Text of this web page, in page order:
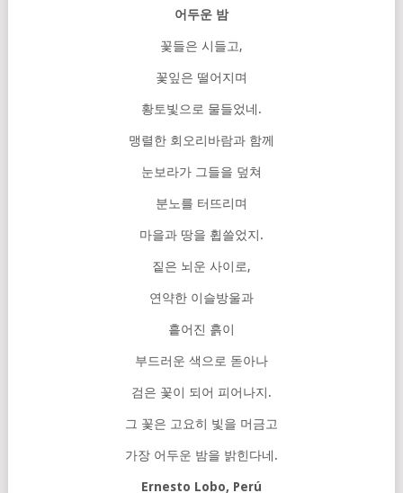
어두운 밤
꽃들은 시들고,
꽃잎은 떨어지며
황토빛으로 물들었네.
맹렬한 회오리바람과 함께
눈보라가 그들을 덮쳐
분노를 터뜨리며
마을과 땅을 휩쓸었지.
짙은 뇌운 사이로,
연약한 이슬방울과
흩어진 흙이
부드러운 색으로 돋아나
검은 꽃이 되어 피어나지.
그 꽃은 고요히 빛을 머금고
가장 어두운 밤을 밝힌다네.
Ernesto Lobo, Perú